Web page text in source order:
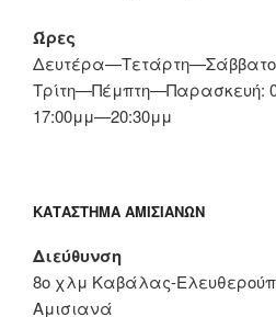
Ώρες
Τρίτη—Πέμπτη—Παρασκευή:
17:00μμ—20:30μμ
ΚΑΤΆΣΤΗΜΑ ΑΜΙΣΙΑΝΏΝ
Διεύθυνση
8ο χλμ Καβάλας-
Αμισιανά